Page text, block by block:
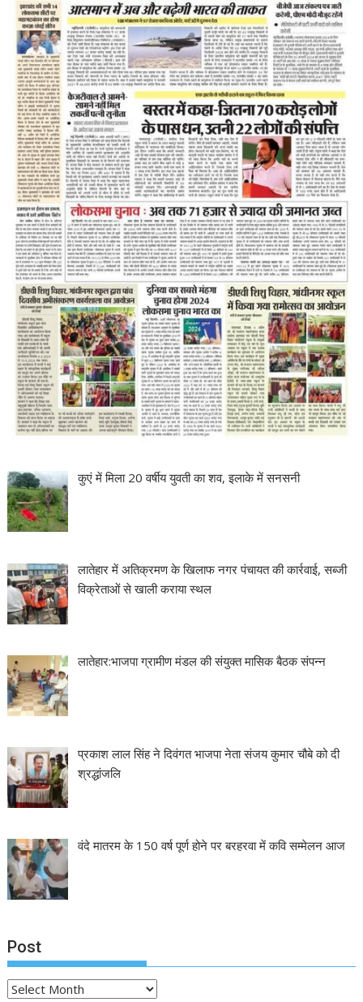
कुएं में मिला 20 वर्षीय युवती का शव, इलाके में सनसनी
लातेहार में अतिक्रमण के खिलाफ नगर पंचायत की कार्रवाई, सब्जी
विक्रेताओं से खाली कराया स्थल
लातेहार:भाजपा ग्रामीण मंडल की संयुक्त मासिक बैठक संपन्न
प्रकाश लाल सिंह ने दिवंगत भाजपा नेता संजय कुमार चौबे को दी
श्रद्धांजलि
वंदे मातरम के 150 वर्ष पूर्ण होने पर बरहरवा में कवि सम्मेलन आज
Post
Post